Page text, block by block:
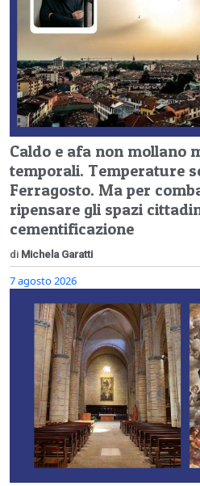
Caldo e afa non mollano
temporali. Temperature
Ferragosto. Ma per
ripensare gli spazi
cementificazione
di Michela Garatti
7 agosto 2026